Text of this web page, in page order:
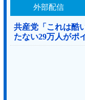
外部配信
共産党「これは酷
たない29万人がポ